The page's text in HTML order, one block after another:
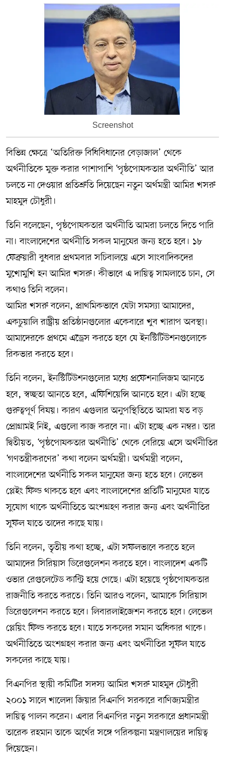
Screenshot
বিভিন্ন ক্ষেত্রে ‘অতিরিক্ত বিধিবিধানের বেড়াজাল’ থেকে
অর্থনীতিকে মুক্ত করার পাশাপাশি ‘পৃষ্ঠপোষকতার অর্থনীতি’ আর
চলতে না দেওয়ার প্রতিশ্রুতি দিয়েছেন নতুন অর্থমন্ত্রী আমির খসরু
মাহমুদ চৌধুরী।
তিনি বলেছেন, পৃষ্ঠপোষকতার অর্থনীতি আমরা চলতে দিতে পারি
না। বাংলাদেশের অর্থনীতি সকল মানুষের জন্য হতে হবে। ১৮
ফেব্রুয়ারী বুধবার প্রথমবার সচিবালয়ে এসে সাংবাদিকদের
মুখোমুখি হন আমির খসরু। কীভাবে এ দায়িত্ব সামলাতে চান, সে
কথাও তিনি বলেন।
আমির খসরু বলেন, প্রাথমিকভাবে যেটা সমস্যা আমাদের,
একচুয়ালি রাষ্ট্রীয় প্রতিষ্ঠানগুলোর একেবারে খুব খারাপ অবস্থা।
আমাদেরকে প্রথমে এড্রেস করতে হবে যে ইনস্টিটিউশনগুলোকে
রিকভার করতে হবে।
তিনি বলেন, ইনস্টিটিউশনগুলোর মধ্যে প্রফেশনালিজম আনতে
হবে, স্বচ্ছতা আনতে হবে, এফিশিয়েন্সি আনতে হবে। এটা হচ্ছে
গুরুত্বপূর্ণ বিষয়। কারণ এগুলার অনুপস্থিতিতে আমরা যত বড়
প্রোগ্রামই নিই, এগুলো কাজ করবে না। এটা হচ্ছে এক নম্বর। তার
দ্বিতীয়ত, ‘পৃষ্ঠপোষকতার অর্থনীতি’ থেকে বেরিয়ে এসে অর্থনীতির
‘গণতন্ত্রীকরণের’ কথা বলেন অর্থমন্ত্রী। অর্থমন্ত্রী বলেন,
বাংলাদেশের অর্থনীতি সকল মানুষের জন্য হতে হবে। লেভেল
প্লেইং ফিল্ড থাকতে হবে এবং বাংলাদেশের প্রতিটি মানুষের যাতে
সুযোগ থাকে অর্থনীতিতে অংশগ্রহণ করার জন্য এবং অর্থনীতির
সুফল যাতে তাদের কাছে যায়।
তিনি বলেন, তৃতীয় কথা হচ্ছে, এটা সফলভাবে করতে হলে
আমাদের সিরিয়াস ডিরেগুলেশন করতে হবে। বাংলাদেশ একটি
ওভার রেগুলেটেড কান্ট্রি হয়ে গেছে। এটা হয়েছে পৃষ্ঠপোষকতার
রাজনীতি করতে করতে। তিনি আরও বলেন, আমাকে সিরিয়াস
ডিরেগুলেশন করতে হবে। লিবারলাইজেশন করতে হবে। লেভেল
প্লেয়িং ফিল্ড করতে হবে। যাতে সকলের সমান অধিকার থাকে।
অর্থনীতিতে অংশগ্রহণ করার জন্য এবং অর্থনীতির সুফল যাতে
সকলের কাছে যায়।
বিএনপির স্থায়ী কমিটির সদস্য আমির খসরু মাহমুদ চৌধুরী
২০০১ সালে খালেদা জিয়ার বিএনপি সরকারে বাণিজ্যমন্ত্রীর
দায়িত্ব পালন করেন। এবার বিএনপির নতুন সরকারে প্রধানমন্ত্রী
তারেক রহমান তাকে অর্থের সঙ্গে পরিকল্পনা মন্ত্রণালয়ের দায়িত্ব
দিয়েছেন।